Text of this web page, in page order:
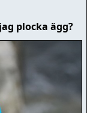
plocka ägg?